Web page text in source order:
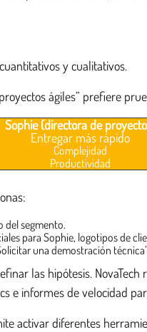
y cualitativos.
ágiles” prefiere
Sophie (directora de
Entregar más rápido
Complejidad
Productividad
del segmento.
para Sophie, logotipos de
una demostración
las hipótesis.
e informes de velocidad
activar diferentes